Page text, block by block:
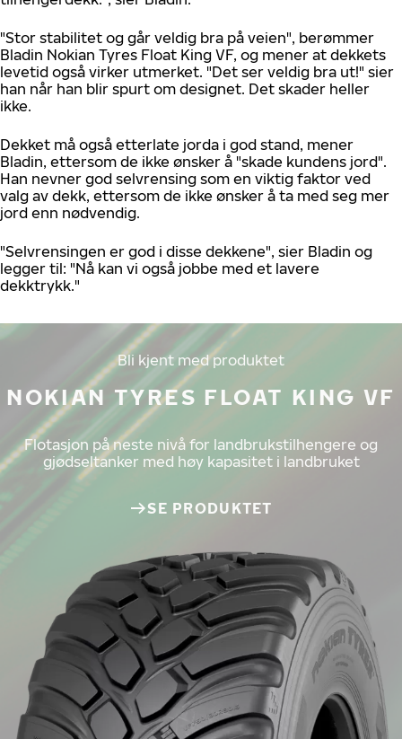
"Stor stabilitet og går veldig bra på veien", berømmer
Bladin Nokian Tyres Float King VF, og mener at dekkets
levetid også virker utmerket. "Det ser veldig bra ut!" sier
han når han blir spurt om designet. Det skader heller
ikke.
Dekket må også etterlate jorda i god stand, mener
Bladin, ettersom de ikke ønsker å "skade kundens jord".
Han nevner god selvrensing som en viktig faktor ved
valg av dekk, ettersom de ikke ønsker å ta med seg mer
jord enn nødvendig.
"Selvrensingen er god i disse dekkene", sier Bladin og
legger til: "Nå kan vi også jobbe med et lavere
dekktrykk."
Bli kjent med produktet
NOKIAN TYRES FLOAT KING VF
Flotasjon på neste nivå for landbrukstilhengere og
gjødseltanker med høy kapasitet i landbruket
SE PRODUKTET